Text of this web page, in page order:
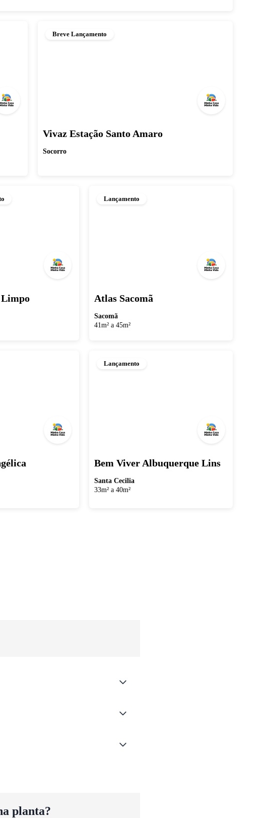
Breve Lançamento
Vivaz Estação Santo Amaro
Socorro
Lançamento
Atlas Sacomã
Sacomã
41m² a 45m²
Lançamento
Bem Viver Albuquerque Lins
Santa Cecilia
33m² a 40m²
planta?